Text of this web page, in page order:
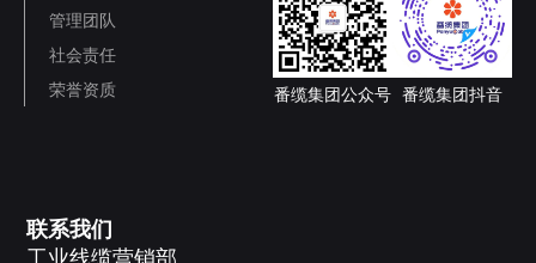
管理团队
社会责任
荣誉资质
番缆集团公众号 番缆集团抖音
联系我们
工业线缆营销部